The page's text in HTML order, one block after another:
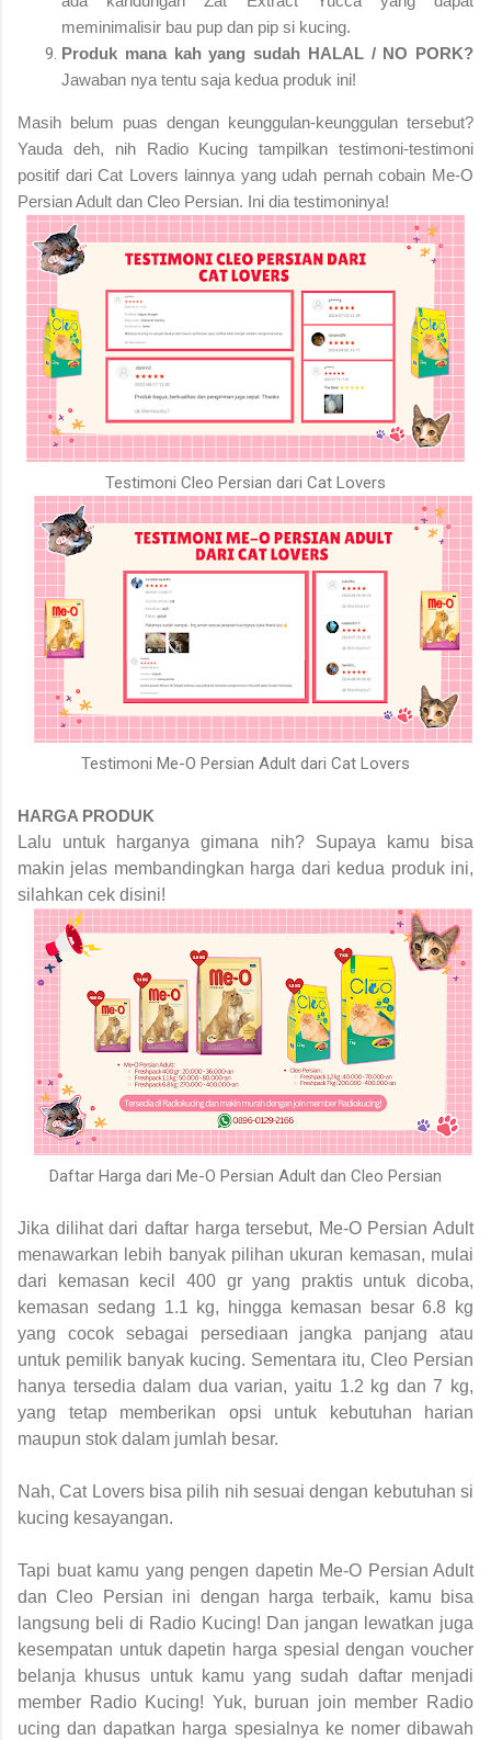
meminimalisir bau pup dan pip si kucing.
Produk mana kah yang sudah HALAL / NO PORK?
Jawaban nya tentu saja kedua produk ini!
Masih belum puas dengan keunggulan-keunggulan tersebut?
Yauda deh, nih Radio Kucing tampilkan testimoni-testimoni
positif dari Cat Lovers lainnya yang udah pernah cobain Me-O
Persian Adult dan Cleo Persian. Ini dia testimoninya!
Testimoni Cleo Persian dari Cat Lovers
Testimoni Me-O Persian Adult dari Cat Lovers
HARGA PRODUK
Lalu untuk harganya gimana nih? Supaya kamu bisa
makin jelas membandingkan harga dari kedua produk ini,
silahkan cek disini!
Daftar Harga dari Me-O Persian Adult dan Cleo Persian
Jika dilihat dari daftar harga tersebut, Me-O Persian Adult
menawarkan lebih banyak pilihan ukuran kemasan, mulai
dari kemasan kecil 400 gr yang praktis untuk dicoba,
kemasan sedang 1.1 kg, hingga kemasan besar 6.8 kg
yang cocok sebagai persediaan jangka panjang atau
untuk pemilik banyak kucing. Sementara itu, Cleo Persian
hanya tersedia dalam dua varian, yaitu 1.2 kg dan 7 kg,
yang tetap memberikan opsi untuk kebutuhan harian
maupun stok dalam jumlah besar.
Nah, Cat Lovers bisa pilih nih sesuai dengan kebutuhan si
kucing kesayangan.
Tapi buat kamu yang pengen dapetin Me-O Persian Adult
dan Cleo Persian ini dengan harga terbaik, kamu bisa
langsung beli di Radio Kucing! Dan jangan lewatkan juga
kesempatan untuk dapetin harga spesial dengan voucher
belanja khusus untuk kamu yang sudah daftar menjadi
member Radio Kucing! Yuk, buruan join member Radio
ucing dan dapatkan harga spesialnya ke nomer dibawah